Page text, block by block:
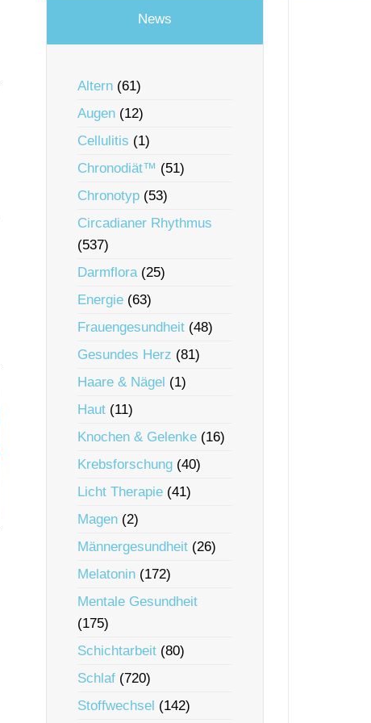
News
Altern (61)
Augen (12)
Cellulitis (1)
Chronodiät™ (51)
Chronotyp (53)
Circadianer Rhythmus
(537)
Darmflora(25)
Energie (63)
Frauengesundheit (48)
Gesundes Herz (81)
Haare & Nägel (1)
Haut (11)
Knochen & Gelenke (16)
Krebsforschung (40)
Licht Therapie (41)
Magen (2)
Männergesundheit (26)
Melatonin (172)
Mentale Gesundheit
(175)
Schichtarbeit (80)
Schlaf (720)
Stoffwechsel (142)